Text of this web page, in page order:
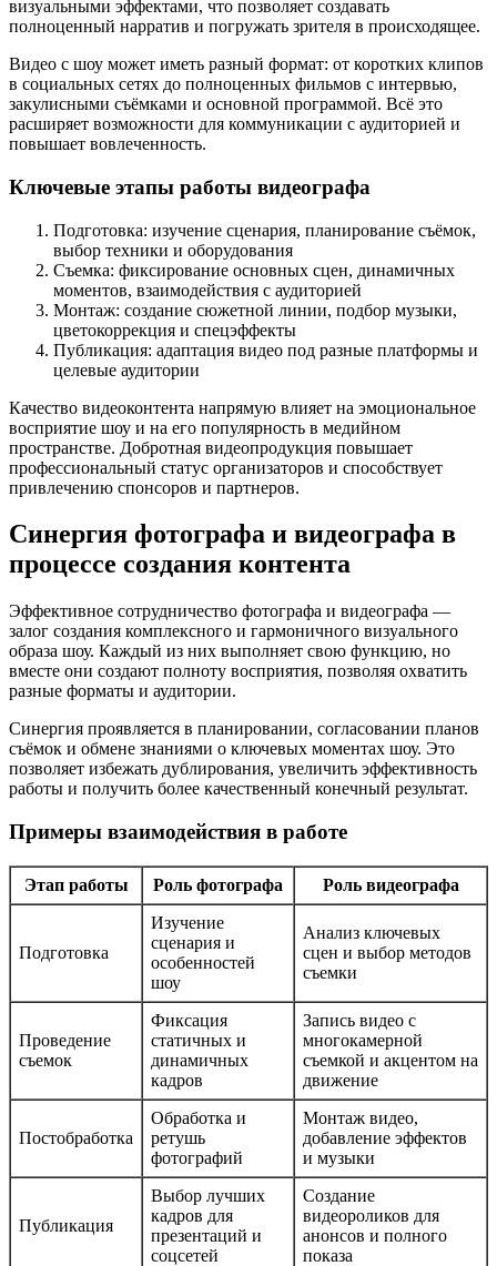
визуальными эффектами, что позволяет создавать
полноценный нарратив и погружать зрителя в происходящее.
Видео с шоу может иметь разный формат: от коротких клипов
в социальных сетях до полноценных фильмов с интервью,
закулисными съёмками и основной программой. Всё это
расширяет возможности для коммуникации с аудиторией и
повышает вовлеченность.
Ключевые этапы работы видеографа
Подготовка: изучение сценария, планирование съёмок,
выбор техники и оборудования
Съемка: фиксирование основных сцен, динамичных
моментов, взаимодействия с аудиторией
Монтаж: создание сюжетной линии, подбор музыки,
цветокоррекция и спецэффекты
Публикация: адаптация видео под разные платформы и
целевые аудитории
Качество видеоконтента напрямую влияет на эмоциональное
восприятие шоу и на его популярность в медийном
пространстве. Добротная видеопродукция повышает
профессиональный статус организаторов и способствует
привлечению спонсоров и партнеров.
Синергия фотографа и видеографа в
процессе создания контента
Эффективное сотрудничество фотографа и видеографа —
залог создания комплексного и гармоничного визуального
образа шоу. Каждый из них выполняет свою функцию, но
вместе они создают полноту восприятия, позволяя охватить
разные форматы и аудитории.
Синергия проявляется в планировании, согласовании планов
съёмок и обмене знаниями о ключевых моментах шоу. Это
позволяет избежать дублирования, увеличить эффективность
работы и получить более качественный конечный результат.
Примеры взаимодействия в работе
Этап работы Роль фотографа Роль видеографа
Подготовка
Изучение
сценария и
особенностей
шоу
Анализ ключевых
сцен и выбор методов
съемки
Проведение
съемок
Фиксация
статичных и
динамичных
кадров
Запись видео с
многокамерной
съемкой и акцентом на
движение
Постобработка
Обработка и
ретушь
фотографий
Монтаж видео,
добавление эффектов
и музыки
Публикация
Выбор лучших
кадров для
презентаций и
соцсетей
Создание
видеороликов для
анонсов и полного
показа